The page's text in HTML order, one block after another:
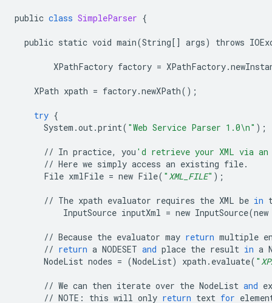
public class SimpleParser {
public static void main(String[] args) throws
XPathFactory factory = XPathFactory.
XPath xpath = factory.newXPath();
try {
System .out.print( "Web Service Parser 1.0\n" );
// In practice, you 'd retrieve your XML via an
// Here we simply access an existing file.
File xmlFile = new File( " XML_FILE" );
// The xpath evaluator requires the XML be in
InputSource inputXml = new InputSource(new
// Because the evaluator may return multiple
// return a NODESET and place the result in a
NodeList nodes = (NodeList) xpath . evaluate( "
// We can then iterate over the NodeList and
// NOTE : this will only return text for